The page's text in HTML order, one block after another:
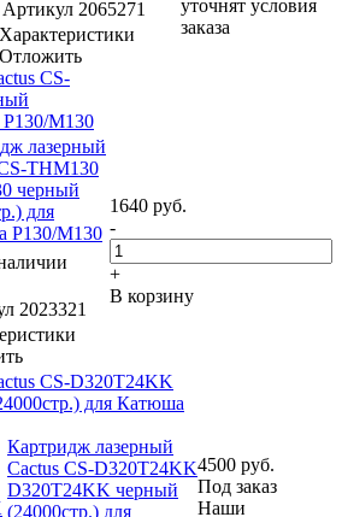
Артикул 2065271
Характеристики
Отложить
уточнят условия
заказа
CS-
M130
лазерный
THM130
черный
для
P130/M130
2023321
1640 руб.
-
+
В корзину
CS-D320T24KK
для Катюша
Картридж лазерный
Cactus CS-D320T24KK
D320T24KK черный
(24000стр.) для
4500 руб.
Под заказ
Наши